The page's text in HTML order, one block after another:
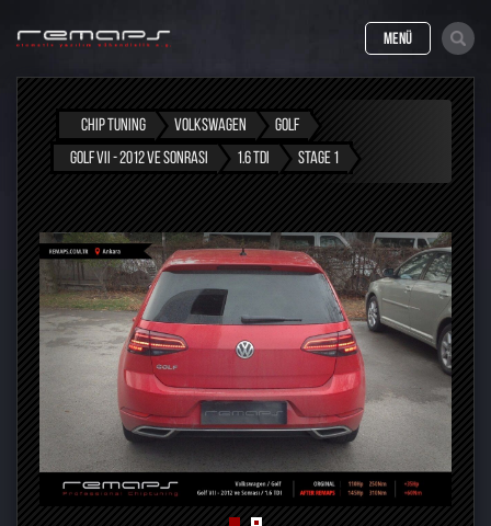
MENÜ
CHIP TUNING VOLKSWAGEN
GOLF
GOLF VII - 2012 VE SONRASI
1.6 TDI STAGE 1